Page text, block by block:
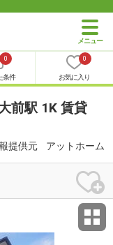
0
条件
0
お気に入り
前駅 1K 賃貸
提供元 アットホーム